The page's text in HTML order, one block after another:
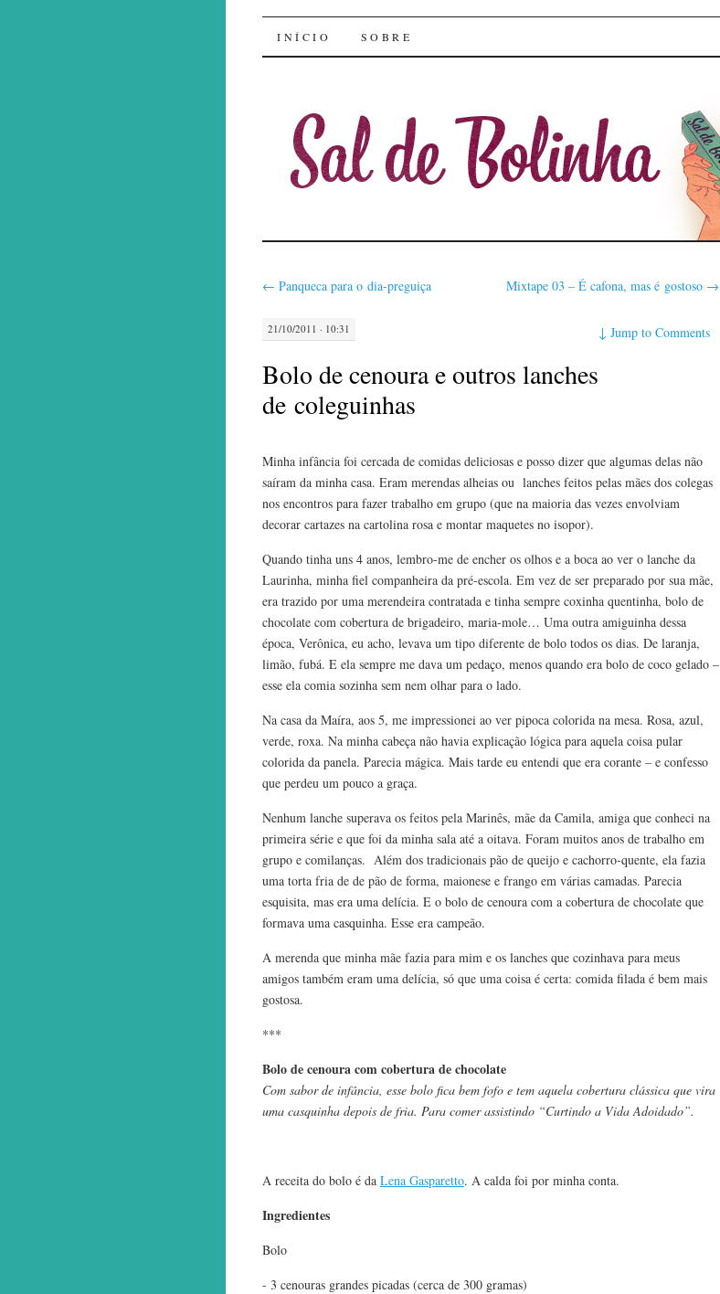
Sal de Bolinha
INÍCIO SOBRE
← Panqueca para o dia-preguiça Mixtape 03 – É cafona, mas é gostoso →
21/10/2011 · 10:31 ↓ Jump to Comments
Bolo de cenoura e outros lanches
de coleguinhas
Minha infância foi cercada de comidas deliciosas e posso dizer que algumas delas não
saíram da minha casa. Eram merendas alheias ou lanches feitos pelas mães dos colegas
nos encontros para fazer trabalho em grupo (que na maioria das vezes envolviam
decorar cartazes na cartolina rosa e montar maquetes no isopor).
Quando tinha uns 4 anos, lembro-me de encher os olhos e a boca ao ver o lanche da
Laurinha, minha fiel companheira da pré-escola. Em vez de ser preparado por sua mãe,
era trazido por uma merendeira contratada e tinha sempre coxinha quentinha, bolo de
chocolate com cobertura de brigadeiro, maria-mole… Uma outra amiguinha dessa
época, Verônica, eu acho, levava um tipo diferente de bolo todos os dias. De laranja,
limão, fubá. E ela sempre me dava um pedaço, menos quando era bolo de coco gelado –
esse ela comia sozinha sem nem olhar para o lado.
Na casa da Maíra, aos 5, me impressionei ao ver pipoca colorida na mesa. Rosa, azul,
verde, roxa. Na minha cabeça não havia explicação lógica para aquela coisa pular
colorida da panela. Parecia mágica. Mais tarde eu entendi que era corante – e confesso
que perdeu um pouco a graça.
Nenhum lanche superava os feitos pela Marinês, mãe da Camila, amiga que conheci na
primeira série e que foi da minha sala até a oitava. Foram muitos anos de trabalho em
grupo e comilanças. Além dos tradicionais pão de queijo e cachorro-quente, ela fazia
uma torta fria de de pão de forma, maionese e frango em várias camadas. Parecia
esquisita, mas era uma delícia. E o bolo de cenoura com a cobertura de chocolate que
formava uma casquinha. Esse era campeão.
A merenda que minha mãe fazia para mim e os lanches que cozinhava para meus
amigos também eram uma delícia, só que uma coisa é certa: comida filada é bem mais
gostosa.
***
Bolo de cenoura com cobertura de chocolate
Com sabor de infância, esse bolo fica bem fofo e tem aquela cobertura clássica que vira
uma casquinha depois de fria. Para comer assistindo “Curtindo a Vida Adoidado”.
A receita do bolo é da Lena Gasparetto. A calda foi por minha conta.
Ingredientes
Bolo
- 3 cenouras grandes picadas (cerca de 300 gramas)